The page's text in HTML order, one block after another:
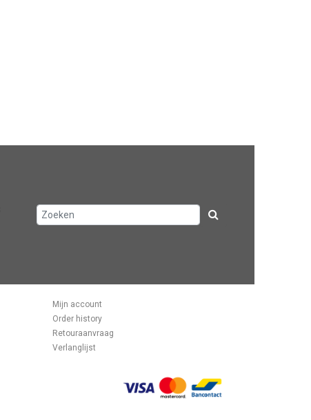
Mijn account
Order history
Retouraanvraag
Verlanglijst